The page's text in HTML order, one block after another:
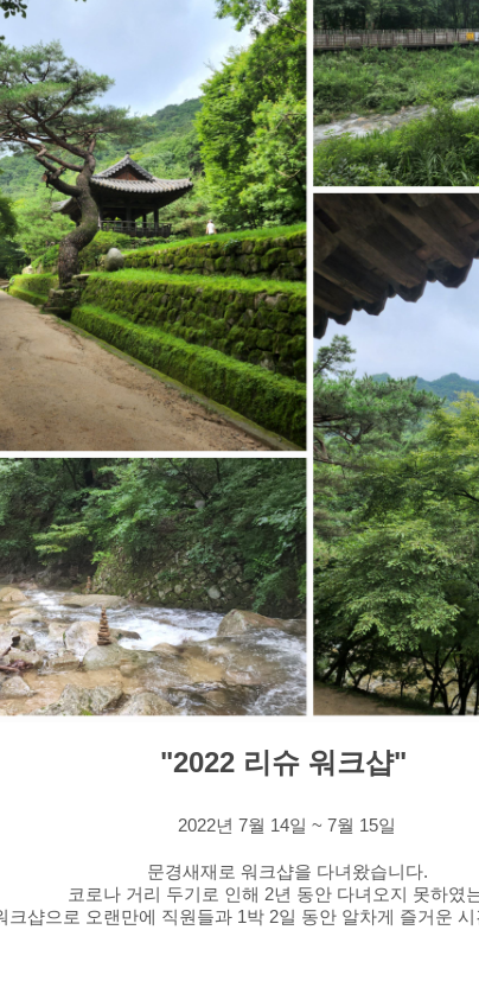
"2022 리슈워크샵"
2022년 7월 14일 ~ 7월 15일
문경새재로 워크샵을 다녀왔습니다.
코로나 거리 두기로 인해 2년 동안 다녀오지 못하였
크샵으로 오랜만에 직원들과 1박 2일 동안 알차게 즐거운